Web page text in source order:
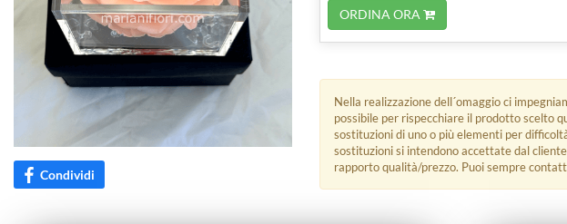
Condividi
ORDINA ORA
Nella realizzazione dell´omaggio ci
possibile per rispecchiare il prodotto scelto
sostituzioni di uno o più elementi per
sostituzioni si intendono accettate dal
rapporto qualità/prezzo. Puoi sempre